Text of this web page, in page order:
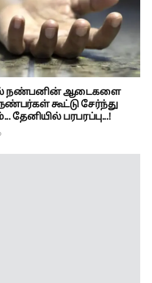
நண்பனின் ஆடைகளை
கூட்டு சேர்ந்து
தேனியில் பரபரப்பு...!